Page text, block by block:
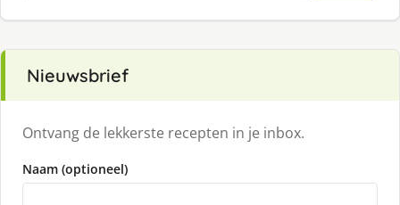
Nieuwsbrief
Ontvang de lekkerste recepten in je inbox.
Naam (optioneel)